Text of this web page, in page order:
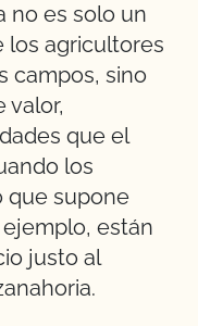
no es solo un
los agricultores
campos, sino
valor,
que el
los
que supone
están
justo al